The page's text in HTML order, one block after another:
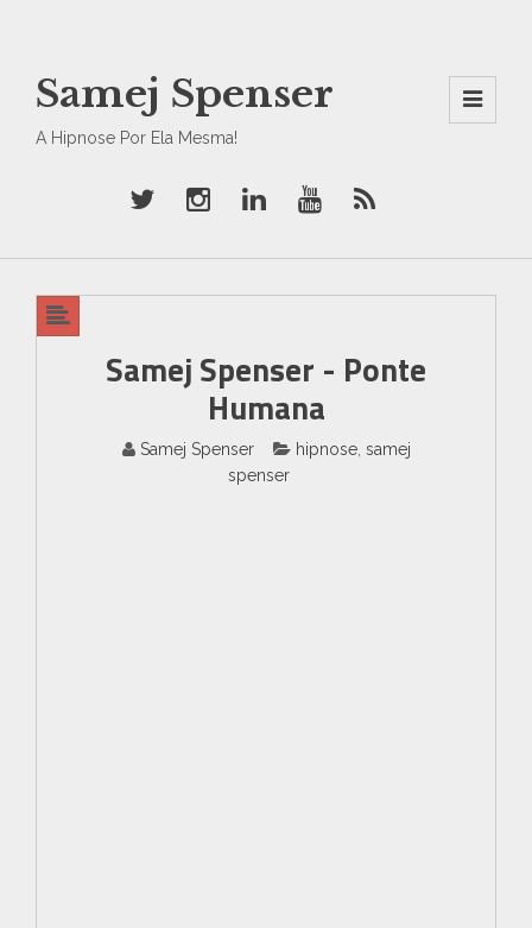
Samej Spenser
A Hipnose Por Ela Mesma!
Samej Spenser - Ponte
Humana
Samej Spenser hipnose, samej
spenser